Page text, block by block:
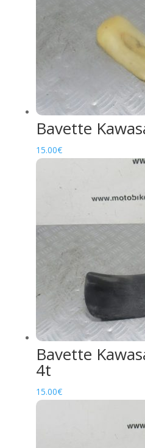
Bavette
15.00€
Bavette
4t
15.00€